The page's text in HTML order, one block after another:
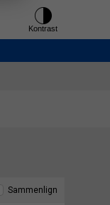
Kontrast
Sammenlign